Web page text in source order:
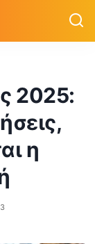
2025:
η